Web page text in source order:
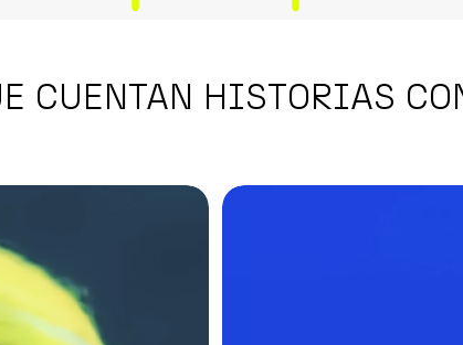
CUENTAN HISTORIAS